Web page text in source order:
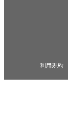
利用規約